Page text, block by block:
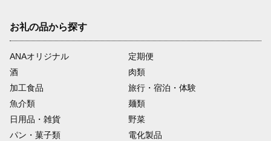
お礼の品から探す
ANAオリジナル
定期便
酒
肉類
加工食品
旅行・宿泊・体験
魚介類
麺類
日用品・雑貨
野菜
パン・菓子類
電化製品